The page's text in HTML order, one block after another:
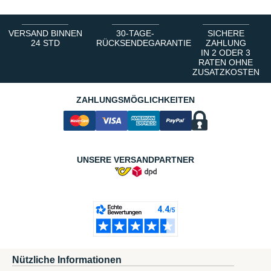
VERSAND BINNEN
24 STD
30-TAGE-
RÜCKSENDEGARANTIE
SICHERE
ZAHLUNG
IN 2 ODER 3
RATEN OHNE
ZUSATZKOSTEN
ZAHLUNGSMÖGLICHKEITEN
UNSERE VERSANDPARTNER
Nützliche Informationen